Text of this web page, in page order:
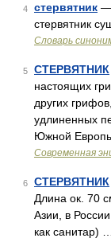
4 стервятник —
стервятник
Словарь
5 СТЕРВЯТНИК
настоящих
других
удлиненных
Южной
Современная
6 СТЕРВЯТНИК
Длина ок. 70
Азии, в
как санитар) …